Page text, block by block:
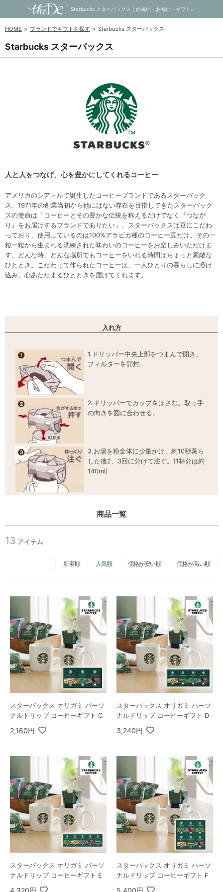
HOME ブランドでギフトを探す Starbucks スターバックス
Starbucks スターバックス
人と人をつなげ、心を豊かにしてくれるコーヒー
アメリカのシアトルで誕生したコーヒーブランドであるスターバック
ス。1971年の創業当初から他にはない存在を目指してきたスターバック
スの使命は「コーヒーとその豊かな伝統を称えるだけでなく『つなが
り』をお届けするブランドでありたい」。スターバックスは豆にこだわ
っており、使用しているのは100%アラビカ種のコーヒー豆だけ。その一
粒一粒から生まれる洗練された味わいのコーヒーをお楽しみいただけま
す。どんな時、どんな場所でもコーヒーをいれる時間はちょっと素敵な
ひととき。こだわって作られたコーヒーは、一人ひとりの暮らしに溶け
込み、心あたたまるひとときを届けてくれます。
入れ方
1.ドリッパー中央上部をつまんで開き、
フィルターを開封。
2.ドリッパーでカップをはさむ。取っ手
の向きを図に合わせる。
3.お湯を粉全体に少量かけ、約10秒蒸ら
した後2、3回に分けて注ぐ。(1杯分は約
140ml)
商品一覧
13 アイテム
新着順 人気順 価格が安い順 価格が高い順
スターバックス オリガミ パーソ
ナルドリップ コーヒーギフト C
2,160円
スターバックス オリガミ パーソ
ナルドリップ コーヒーギフト D
3,240円
スターバックス オリガミ パーソ
ナルドリップ コーヒーギフト E
4,320円
スターバックス オリガミ パーソ
ナルドリップ コーヒーギフト F
5,400円